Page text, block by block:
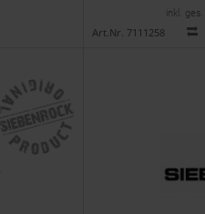
inkl.
Art.Nr. 7111258